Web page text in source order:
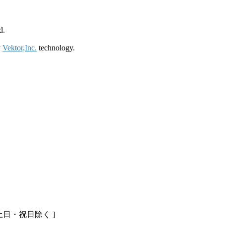
Vektor,Inc. technology.
日・祝日除く ]